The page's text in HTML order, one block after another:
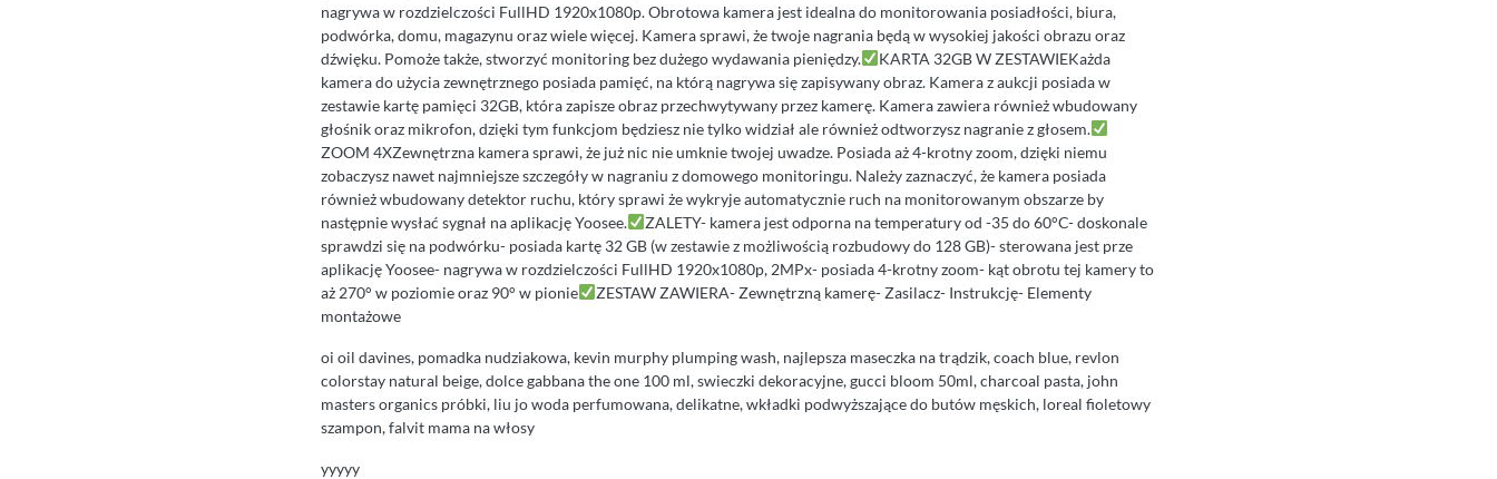
nagrywa w rozdzielczości FullHD 1920x1080p. Obrotowa kamera jest idealna do monitorowania posiadłości, biura,
podwórka, domu, magazynu oraz wiele więcej. Kamera sprawi, że twoje nagrania będą w wysokiej jakości obrazu oraz
dźwięku. Pomoże także, stworzyć monitoring bez dużego wydawania pieniędzy.
KARTA 32GB W ZESTAWIEKażda
kamera do użycia zewnętrznego posiada pamięć, na którą nagrywa się zapisywany obraz. Kamera z aukcji posiada w
zestawie kartę pamięci 32GB, która zapisze obraz przechwytywany przez kamerę. Kamera zawiera również wbudowany
głośnik oraz mikrofon, dzięki tym funkcjom będziesz nie tylko widział ale również odtworzysz nagranie z głosem.
ZOOM 4XZewnętrzna kamera sprawi, że już nic nie umknie twojej uwadze. Posiada aż 4-krotny zoom, dzięki niemu
zobaczysz nawet najmniejsze szczegóły w nagraniu z domowego monitoringu. Należy zaznaczyć, że kamera posiada
również wbudowany detektor ruchu, który sprawi że wykryje automatycznie ruch na monitorowanym obszarze by
następnie wysłać sygnał na aplikację Yoosee.
ZALETY- kamera jest odporna na temperatury od -35 do 60°C- doskonale
sprawdzi się na podwórku- posiada kartę 32 GB (w zestawie z możliwością rozbudowy do 128 GB)- sterowana jest prze
aplikację Yoosee- nagrywa w rozdzielczości FullHD 1920x1080p, 2MPx- posiada 4-krotny zoom- kąt obrotu tej kamery to
aż 270° w poziomie oraz 90° w pionie
ZESTAW ZAWIERA- Zewnętrzną kamerę- Zasilacz- Instrukcję- Elementy
montażowe
oi oil davines, pomadka nudziakowa, kevin murphy plumping wash, najlepsza maseczka na trądzik, coach blue, revlon
colorstay natural beige, dolce gabbana the one 100 ml, swieczki dekoracyjne, gucci bloom 50ml, charcoal pasta, john
masters organics próbki, liu jo woda perfumowana, delikatne, wkładki podwyższające do butów męskich, loreal fioletowy
szampon, falvit mama na włosy
yyyyy